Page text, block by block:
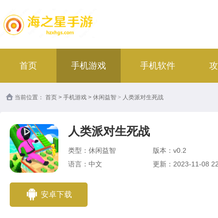
首页 手机游戏 手机软件
当前位置： 首页 > 手机游戏 > 休闲益智 > 人类派对生死战
人类派对生死战
类型：休闲益智
版本：v0.2
语言：中文
更新：2023-11-08
安卓下载